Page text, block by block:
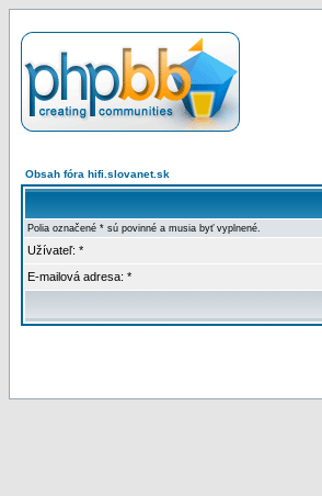
Obsah fóra hifi.slovanet.sk
Polia označené * sú povinné a musia byť vyplnené.
Užívateľ: *
E-mailová adresa: *